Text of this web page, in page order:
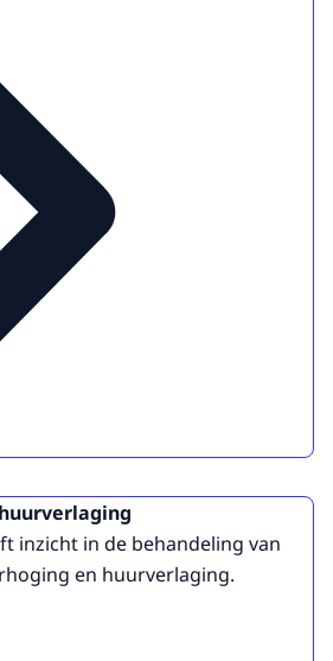
inzicht in de behandeling van
en huurverlaging.